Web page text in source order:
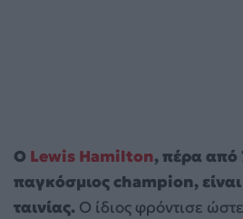
Ο Lewis Hamilton, πέρα από
παγκόσμιος champion,
ταινίας. Ο ίδιος φρόντισε